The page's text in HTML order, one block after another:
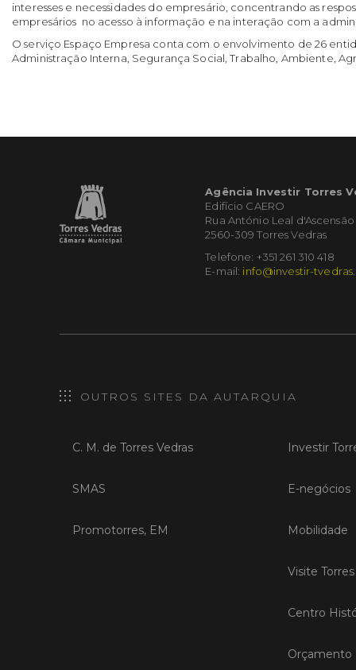
interesses e necessidades do empresário, concentrando as
empresários no acesso à informação e na interação com a
O serviço Espaço Empresa conta com o envolvimento de 26
Administração Interna, Segurança Social, Trabalho, Ambiente,
Agência Investir Torres
Edifício CAERO
Rua António Leal d'Ascensão
2560-309 Torres Vedras
Telefone: +351 261 310 418
E-mail: info@investir-
OUTROS SITES DA AUTARQUIA
C. M. de Torres Vedras
SMAS
Promotorres, EM
Investir
E-negócios
Mobilidade
Visite
Centro
Orçamento